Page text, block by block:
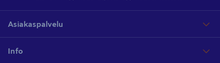
Asiakaspalvelu
Info